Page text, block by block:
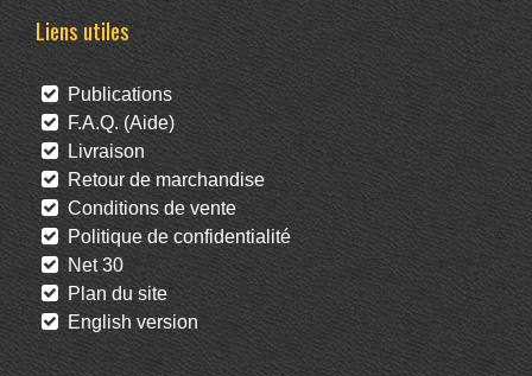
Liens utiles
Publications
F.A.Q. (Aide)
Livraison
Retour de marchandise
Conditions de vente
Politique de confidentialité
Net 30
Plan du site
English version